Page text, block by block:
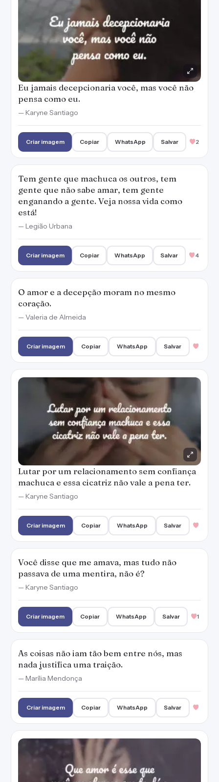
Eu jamais decepcionaria você, mas você não
pensa como eu.
— Karyne Santiago
Criar imagem Copiar WhatsApp Salvar 2
Tem gente que machuca os outros, tem
gente que não sabe amar, tem gente
enganando a gente. Veja nossa vida como
está!
— Legião Urbana
Criar imagem Copiar WhatsApp Salvar 4
O amor e a decepção moram no mesmo
coração.
— Valeria de Almeida
Criar imagem Copiar WhatsApp Salvar
Lutar por um relacionamento sem confiança
machuca e essa cicatriz não vale a pena ter.
— Karyne Santiago
Criar imagem Copiar WhatsApp Salvar
Você disse que me amava, mas tudo não
passava de uma mentira, não é?
— Karyne Santiago
Criar imagem Copiar WhatsApp Salvar 1
As coisas não iam tão bem entre nós, mas
nada justifica uma traição.
— Marília Mendonça
Criar imagem Copiar WhatsApp Salvar